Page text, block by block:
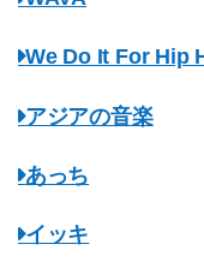
We Do It For Hip
アジアの音楽
あっち
イッキ